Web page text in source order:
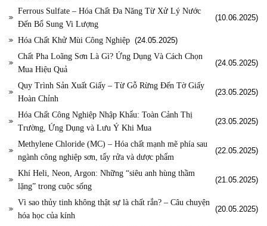
Ferrous Sulfate – Hóa Chất Đa Năng Từ Xử Lý Nước
Đến Bổ Sung Vi Lượng
(10.06.2025)
Hóa Chất Khử Mùi Công Nghiệp (24.05.2025)
Chất Pha Loãng Sơn Là Gì? Ứng Dụng Và Cách Chọn
Mua Hiệu Quả
(24.05.2025)
Quy Trình Sản Xuất Giấy – Từ Gỗ Rừng Đến Tờ Giấy
Hoàn Chỉnh
(23.05.2025)
Hóa Chất Công Nghiệp Nhập Khẩu: Toàn Cảnh Thị
Trường, Ứng Dụng và Lưu Ý Khi Mua
(23.05.2025)
Methylene Chloride (MC) – Hóa chất mạnh mẽ phía sau
ngành công nghiệp sơn, tẩy rửa và dược phẩm
(22.05.2025)
Khí Heli, Neon, Argon: Những “siêu anh hùng thầm
lặng” trong cuộc sống
(21.05.2025)
Vì sao thủy tinh không thật sự là chất rắn? – Câu chuyện
hóa học của kính
(20.05.2025)